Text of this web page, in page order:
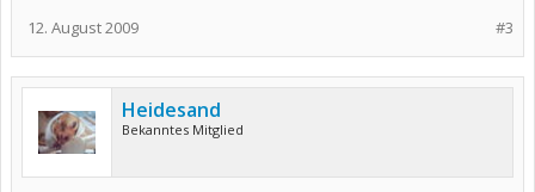
#3
12. August 2009
Heidesand
Bekanntes Mitglied